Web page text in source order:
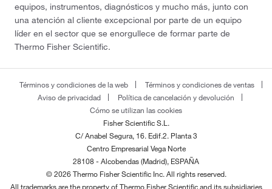
equipos, instrumentos, diagnósticos y mucho más, junto con
una atención al cliente excepcional por parte de un equipo
líder en el sector que se enorgullece de formar parte de
Thermo Fisher Scientific.
Términos y condiciones de la web
Términos y condiciones de ventas
Aviso de privacidad
Política de cancelación y devolución
Cómo se utilizan las cookies
Fisher Scientific S.L.
C/ Anabel Segura, 16. Edif.2. Planta 3
Centro Empresarial Vega Norte
28108 - Alcobendas (Madrid), ESPAÑA
© 2026 Thermo Fisher Scientific Inc. All rights reserved.
All trademarks are the property of Thermo Fisher Scientific and its subsidiaries